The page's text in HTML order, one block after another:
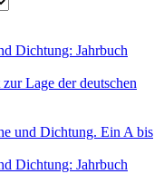
Dichtung: Jahrbuch
Lage der deutschen
und Dichtung. Ein A bis
Dichtung: Jahrbuch